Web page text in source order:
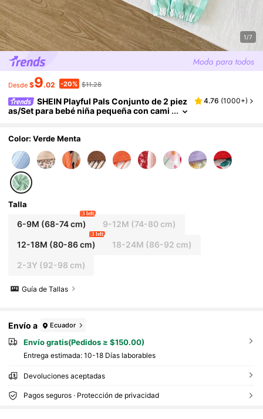
1/7
Desde $9.02 -20% $11.28
SHEIN Playful Pals Conjunto de 2 piez
as/Set para bebé niña pequeña con cami
rgos estampados, ropa para bebé niña, conj
ones, floral, flores, estilo pastoral, adecuado
para verano
4.76 (1000+)
Color: Verde Menta
Talla
6-9M (68-74 cm)
3 left
9-12M (74-80 cm)
12-18M (80-86 cm)
3 left
18-24M (86-92 cm)
2-3Y (92-98 cm)
Guía de Tallas
Envío a Ecuador
Envío gratis(Pedidos ≥ $150.00)
Entrega estimada: 10-18 Días laborables
Devoluciones aceptadas
Pagos seguros · Protección de privacidad